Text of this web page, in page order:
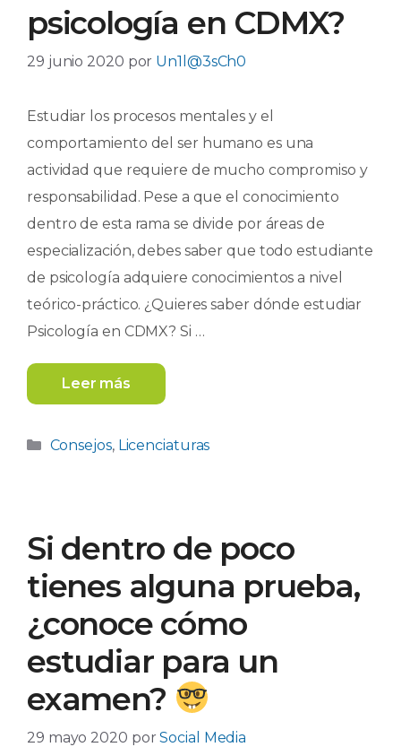
psicología en CDMX?
29 junio 2020 por Un1l@3sCh0
Estudiar los procesos mentales y el
comportamiento del ser humano es una
actividad que requiere de mucho compromiso y
responsabilidad. Pese a que el conocimiento
dentro de esta rama se divide por áreas de
especialización, debes saber que todo estudiante
de psicología adquiere conocimientos a nivel
teórico-práctico. ¿Quieres saber dónde estudiar
Psicología en CDMX? Si …
Leer más
Categorías
Consejos, Licenciaturas
Si dentro de poco
tienes alguna prueba,
¿conoce cómo
estudiar para un
examen?
29 mayo 2020 porSocial Media